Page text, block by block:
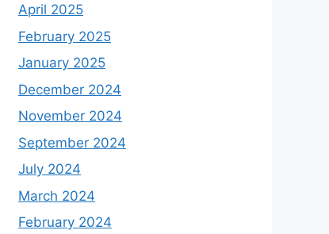
April 2025
February 2025
January 2025
December 2024
November 2024
September 2024
July 2024
March 2024
February 2024